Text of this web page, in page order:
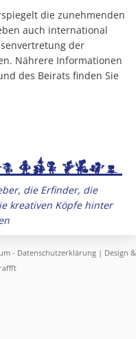
die zunehmenden
auch international
der
Nährere Informationen
des Beirats finden Sie
die Erfinder, die
kreativen Köpfe hinter
- Datenschutzerklärung| Design &